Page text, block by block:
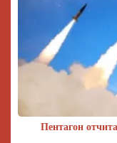
Пентагон